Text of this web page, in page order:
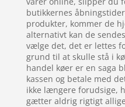
butikkernes
produkter, kommer de
alternativt kan de
vælge det, det er lettes
grund til at skulle stå i
handel køer er en saga
kassen og betale med
ikke længere forudsige,
gætter aldrig rigtigt